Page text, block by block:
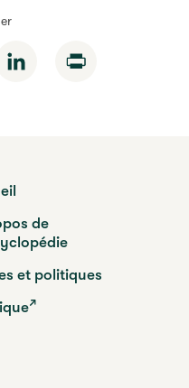
LinkedIn
de
et politiques